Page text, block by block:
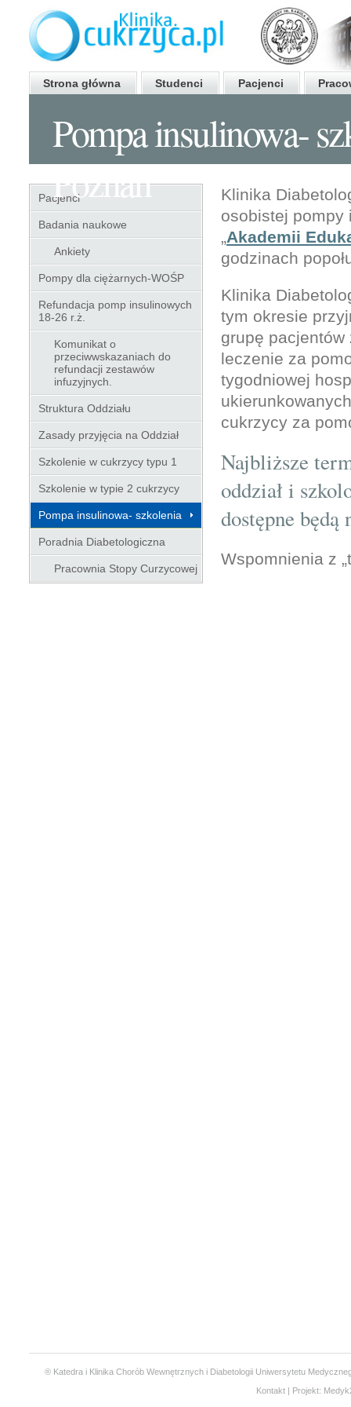
Strona główna Studenci Pacjenci
Pompa insulinowa-
Poznań
Pacjenci
Badania naukowe
Ankiety
Pompy dla ciężarnych-WOŚP
Refundacja pomp insulinowych
18-26 r.ż.
Komunikat o
przeciwwskazaniach do
refundacji zestawów
infuzyjnych.
Struktura Oddziału
Zasady przyjęcia na Oddział
Szkolenie w cukrzycy typu 1
Szkolenie w typie 2 cukrzycy
Pompa insulinowa- szkolenia
Poradnia Diabetologiczna
Pracownia Stopy Curzycowej
Klinika
osobistej pompy
„Akademii
godzinach
Klinika
tym okresie
grupę
leczenie za
tygodniowej
cukrzycy za
Najbliższe
oddział i
dostępne
Wspomnienia z
® Katedra i Klinika Chorób Wewnętrznych i Diabetologii Uniwersytetu
Kontakt| Projekt: